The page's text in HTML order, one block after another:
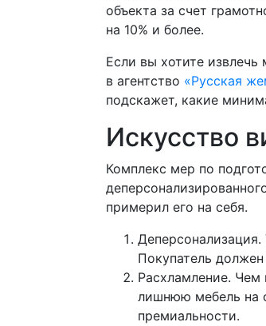
объекта за счет
на 10% и более.
Если вы хотите
в агентство «Русская
подскажет, какие
Искусство
Комплекс мер по
примерил его на себя.
Покупатель
Расхламление.
лишнюю мебель на
премиальности.